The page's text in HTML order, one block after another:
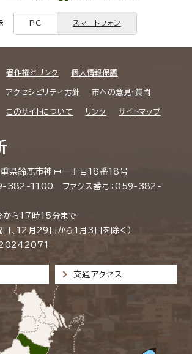
PC スマートフォン
著作権とリンク 個人情報保護
アクセシビリティ方針 市への意見・質問
このサイトについて リンク サイトマップ
鈴鹿市神戸一丁目18番18号
382-1100 ファクス番号：059-382-
から17時15分まで
日、12月29日から1月3日を除く）
交通アクセス